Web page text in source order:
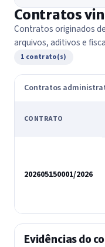
Contratos
Contratos originados
arquivos, aditivos e
1 contrato(s)
Contratos
CONTRATO
202605150001/2026
Evidências do